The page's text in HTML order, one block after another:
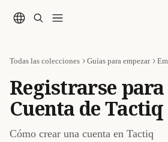
Todas las colecciones Guías para empezar
Registrarse
Cuenta de Tactiq
Cómo crear una cuenta en Tactiq